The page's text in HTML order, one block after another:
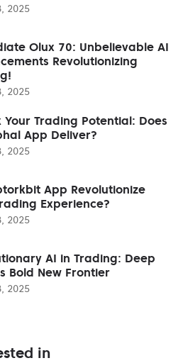
2025
Olux 70: Unbelievable AI
Revolutionizing
2025
Your Trading Potential: Does
App Deliver?
2025
App Revolutionize
Experience?
2025
AI in Trading: Deep
Bold New Frontier
2025
in